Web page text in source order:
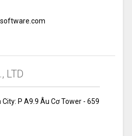
LTD
City: P A9.9 Âu Cơ Tower - 659